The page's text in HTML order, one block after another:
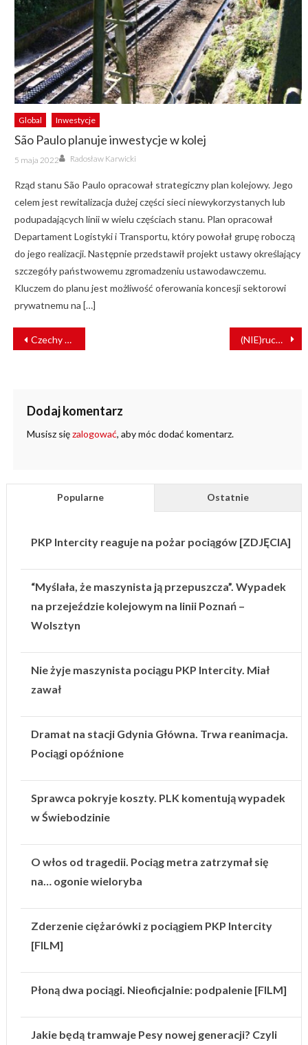
Global Inwestycje
São Paulo planuje inwestycje w kolej
Posted
on
5 maja 2022 Author
Radosław Karwicki
Rząd stanu São Paulo opracował strategiczny plan kolejowy. Jego
celem jest rewitalizacja dużej części sieci niewykorzystanych lub
podupadających linii w wielu częściach stanu. Plan opracował
Departament Logistyki i Transportu, który powołał grupę roboczą
do jego realizacji. Następnie przedstawił projekt ustawy określający
szczegóły państwowemu zgromadzeniu ustawodawczemu.
Kluczem do planu jest możliwość oferowania koncesji sektorowi
prywatnemu na […]
NAWIGACJA
WPISU
Czechy wyłączą systemy klasy B na rzecz ETCS (NIE)ruchome schody na dworcu Toruń Główny
Dodaj komentarz
Musisz sięzalogować, aby móc dodać komentarz.
Popularne Ostatnie
PKP Intercity reaguje na pożar pociągów [ZDJĘCIA]
“Myślała, że maszynista ją przepuszcza”. Wypadek
na przejeździe kolejowym na linii Poznań –
Wolsztyn
Nie żyje maszynista pociągu PKP Intercity. Miał
zawał
Dramat na stacji Gdynia Główna. Trwa reanimacja.
Pociągi opóźnione
Sprawca pokryje koszty. PLK komentują wypadek
w Świebodzinie
O włos od tragedii. Pociąg metra zatrzymał się
na… ogonie wieloryba
Zderzenie ciężarówki z pociągiem PKP Intercity
[FILM]
Płoną dwa pociągi. Nieoficjalnie: podpalenie [FILM]
Jakie będą tramwaje Pesy nowej generacji? Czyli